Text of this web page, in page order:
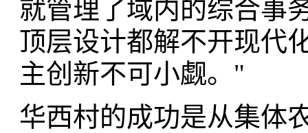
就管理了域内的综合事
顶层设计都解不开现代
主创新不可小觑。"
华西村的成功是从集体